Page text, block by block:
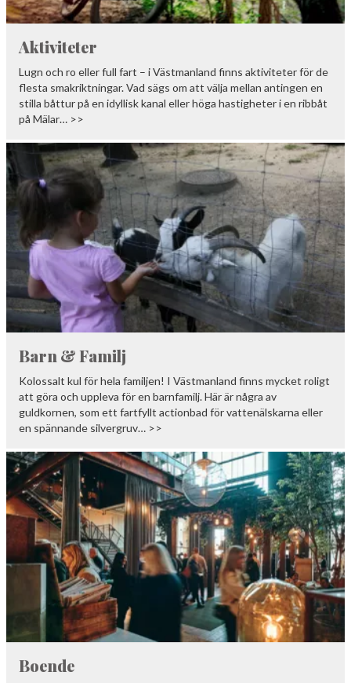
Aktiviteter
Lugn och ro eller full fart – i Västmanland finns aktiviteter för de
flesta smakriktningar. Vad sägs om att välja mellan antingen en
stilla båttur på en idyllisk kanal eller höga hastigheter i en ribbåt
på Mälar… >>
Barn & Familj
Kolossalt kul för hela familjen! I Västmanland finns mycket roligt
att göra och uppleva för en barnfamilj. Här är några av
guldkornen, som ett fartfyllt actionbad för vattenälskarna eller
en spännande silvergruv… >>
Boende